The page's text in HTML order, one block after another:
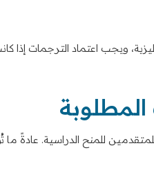
ويجب اعتماد الترجمات إذا
المطلوبة
للمنح الدراسية. عادةً ما